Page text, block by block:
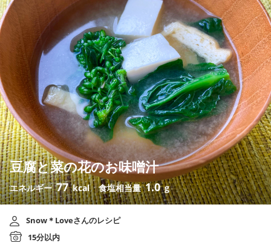
豆腐と菜の花のお味噌汁
エネルギー77 kcal 食塩相当量1.0 g
Snow＊Loveさんのレシピ
15分以内